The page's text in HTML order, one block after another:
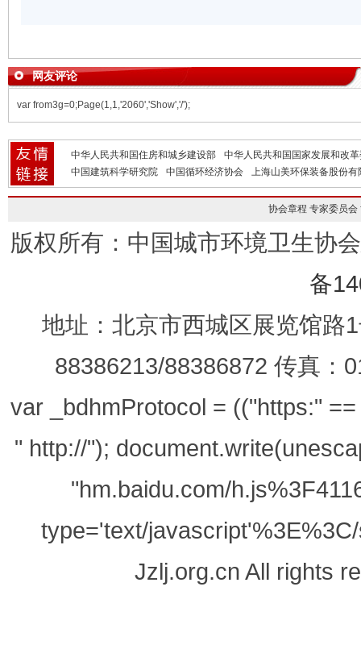
网友评论
var from3g=0;Page(1,1,'2060','Show','/');
中华人民共和国住房和城乡建设部
中华人民共和国国家发展和改
中国建筑科学研究院
中国循环经济协会 上海山美环保装备股份有
协会章程 专家委员会
版权所有：中国城市环境卫生协
备
地址：北京市西城区展览馆路
88386213/88386872 传真：
var _bdhmProtocol = (("https:"
" http://");
"hm.baidu.com/
type='text/
Jzlj.org.cn All rights